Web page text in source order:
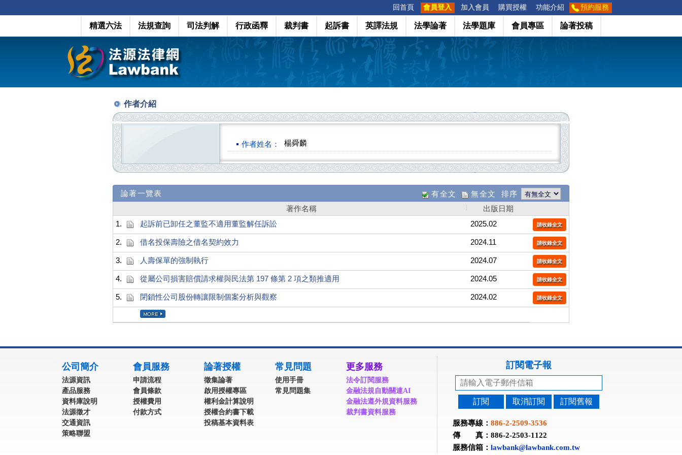
回首頁 會員登入 加入會員 購買授權 功能介紹 預約服務
精選六法 法規查詢 司法判解 行政函釋 裁判書 起訴書 英譯法規 法學論著 法學題庫 會員專區 論著投稿
作者介紹
作者姓名： 楊舜麟
論著一覽表 有全文 無全文 排序
著作名稱
出版日期
1.
起訴前已卸任之董監不適用董監解任訴訟 2025.02 請收錄全文
2. 借名投保壽險之借名契約效力 2024.11 請收錄全文
3. 人壽保單的強制執行 2024.07 請收錄全文
4. 從屬公司損害賠償請求權與民法第 197 條第 2 項之類推適用 2024.05 請收錄全文
5. 閉鎖性公司股份轉讓限制個案分析與觀察 2024.02 請收錄全文
公司簡介
法源資訊
產品服務
資料庫說明
法源徵才
交通資訊
策略聯盟
會員服務
申請流程
會員條款
授權費用
付款方式
論著授權
徵集論著
啟用授權專區
權利金計算說明
授權合約書下載
投稿基本資料表
常見問題
使用手冊
常見問題集
更多服務
法令訂閱服務
金融法規自動關連AI
金融法遵外規資料服務
裁判書資料服務
訂閱電子報
訂閱 取消訂閱 訂閱舊報
服務專線： 886-2-2509-3536
傳 真：886-2-2503-1122
服務信箱： lawbank@lawbank.com.tw